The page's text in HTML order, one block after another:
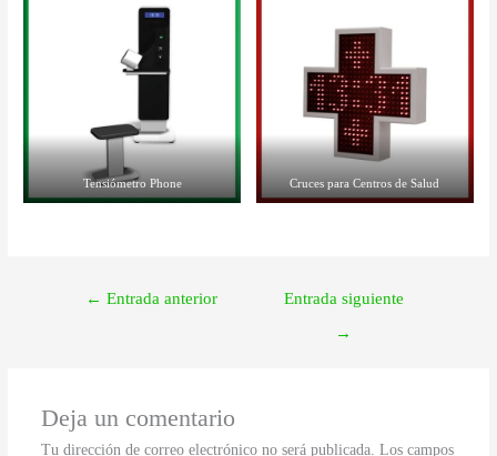
Tensiómetro Phone Cruces para Centros de Salud
← Entrada anterior
Entrada siguiente
→
Deja un comentario
Tu dirección de correo electrónico no será publicada. Los campos